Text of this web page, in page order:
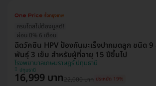
ครบโดสไม่ต้องบูสต์!
ผ่อน 0% 6 เดือน
ฉีดวัคซีน HPV ป้องกันมะเร็งปากมดลูก ชนิด 9
พันธุ์ 3 เข็ม สำหรับผู้ที่อายุ 15 ปีขึ้นไป
โรงพยาบาลเกษมราษฎร์ ปทุมธานี
ปทุมธานี
16,999 บาท22,000 บาท ประหยัด 19%